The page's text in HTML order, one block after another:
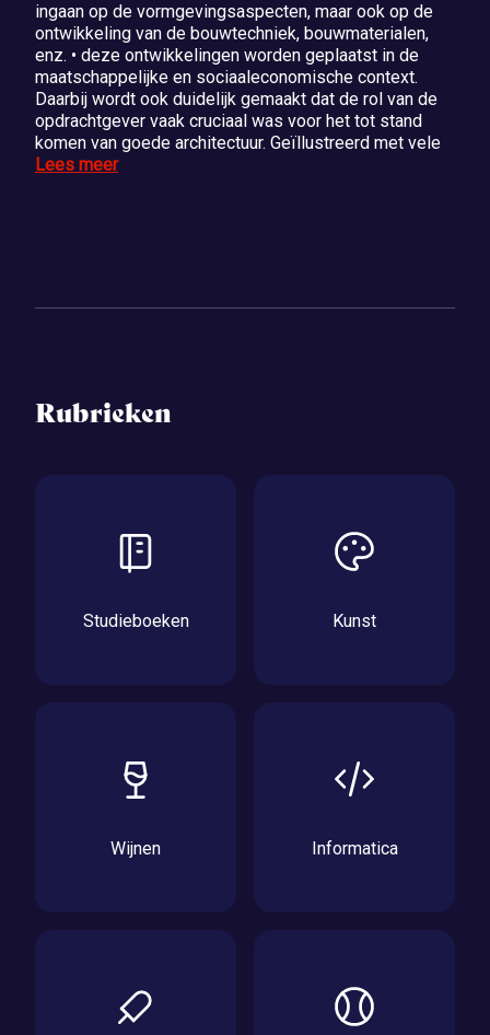
ingaan op de vormgevingsaspecten, maar ook op de
ontwikkeling van de bouwtechniek, bouwmaterialen,
enz. • deze ontwikkelingen worden geplaatst in de
maatschappelijke en sociaaleconomische context.
Daarbij wordt ook duidelijk gemaakt dat de rol van de
opdrachtgever vaak cruciaal was voor het tot stand
komen van goede architectuur. Geïllustreerd met vele
Lees meer
Rubrieken
Studieboeken Kunst
Wijnen Informatica